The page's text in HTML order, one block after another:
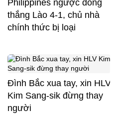
Philippines ngược dòng
thắng Lào 4-1, chủ nhà
chính thức bị loại
Đình Bắc xua tay, xin HLV
Kim Sang-sik đừng thay
người